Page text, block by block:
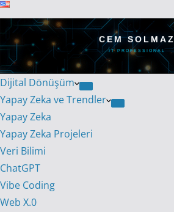
CEM SOLMAZ
IT PROFESSIONAL
Dijital Dönüşüm
Yapay Zeka ve Trendler
Yapay Zeka
Yapay Zeka Projeleri
Veri Bilimi
ChatGPT
Vibe Coding
Web X.0